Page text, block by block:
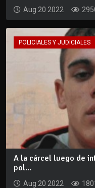
Aug 20 2022
POLICIALES Y JUDICIALES
A la cárcel luego de
pol...
Aug 20 2022